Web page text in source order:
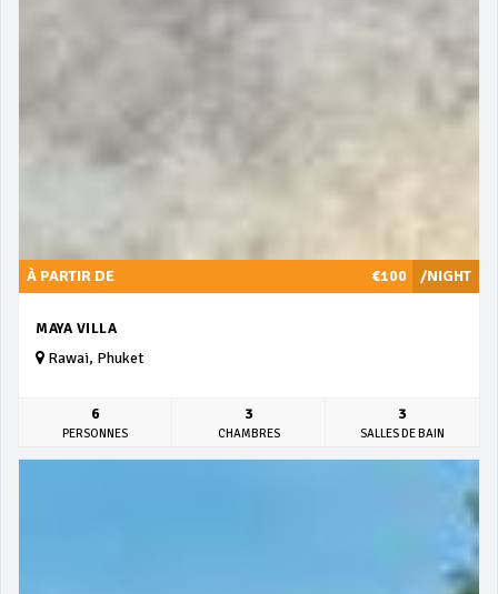
/NIGHT
À PARTIR DE €100
MAYA VILLA
Rawai, Phuket
6
PERSONNES
3
CHAMBRES
3
SALLES DE BAIN